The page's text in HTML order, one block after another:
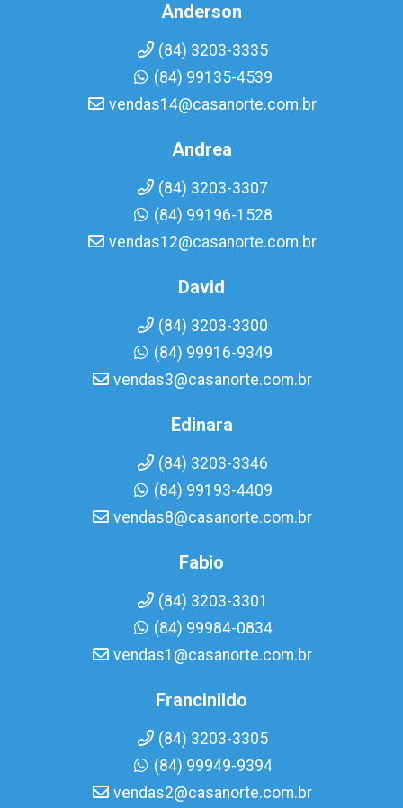
Anderson
(84) 3203-3335
(84) 99135-4539
vendas14@casanorte.com.br
Andrea
(84) 3203-3307
(84) 99196-1528
vendas12@casanorte.com.br
David
(84) 3203-3300
(84) 99916-9349
vendas3@casanorte.com.br
Edinara
(84) 3203-3346
(84) 99193-4409
vendas8@casanorte.com.br
Fabio
(84) 3203-3301
(84) 99984-0834
vendas1@casanorte.com.br
Francinildo
(84) 3203-3305
(84) 99949-9394
vendas2@casanorte.com.br